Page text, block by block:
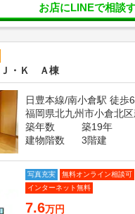
お店にLINEで相談
Ｊ・Ｋ Ａ棟
日豊本線/南小倉駅 徒歩
福岡県北九州市小倉北
築年数
築19年
建物階数
3階建
写真充実
無料オンライン相談可
インターネット無料
7.6万円